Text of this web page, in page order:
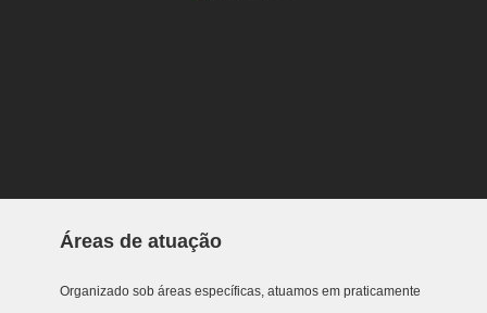
Áreas de atuação
Organizado sob áreas específicas, atuamos em praticamente